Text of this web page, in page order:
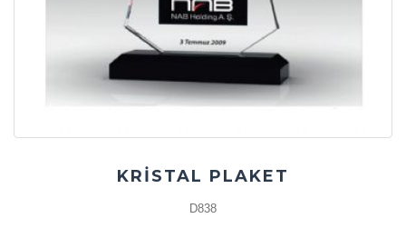
KRİSTAL PLAKET
D838